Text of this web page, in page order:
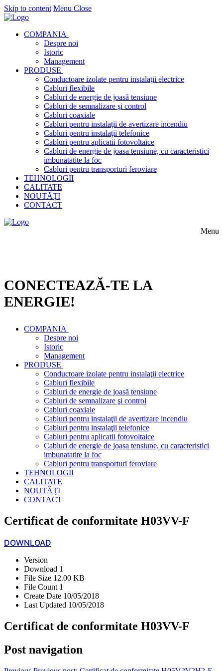
Skip to content Menu Close
COMPANIA
Despre noi
Istoric
Management
PRODUSE
Conductoare izolate pentru instalaţii electrice
Cabluri flexibile
Cabluri de energie de joasă tensiune
Cabluri de semnalizare şi control
Cabluri coaxiale
Cabluri pentru instalaţii de avertizare incendiu
Cabluri pentru instalaţii telefonice
Cabluri pentru aplicatii fotovoltaice
Cabluri de energie de joasa tensiune, cu caracteristici
imbunatatite la foc
Cabluri pentru transporturi feroviare
TEHNOLOGII
CALITATE
NOUTĂȚI
CONTACT
Menu
CONECTEAZĂ-TE LA
ENERGIE!
COMPANIA
Despre noi
Istoric
Management
PRODUSE
Conductoare izolate pentru instalaţii electrice
Cabluri flexibile
Cabluri de energie de joasă tensiune
Cabluri de semnalizare şi control
Cabluri coaxiale
Cabluri pentru instalaţii de avertizare incendiu
Cabluri pentru instalaţii telefonice
Cabluri pentru aplicatii fotovoltaice
Cabluri de energie de joasa tensiune, cu caracteristici
imbunatatite la foc
Cabluri pentru transporturi feroviare
TEHNOLOGII
CALITATE
NOUTĂȚI
CONTACT
Certificat de conformitate H03VV-F
DOWNLOAD
Version
Download 1
File Size 12.00 KB
File Count 1
Create Date 10/05/2018
Last Updated 10/05/2018
Certificat de conformitate H03VV-F
Post navigation